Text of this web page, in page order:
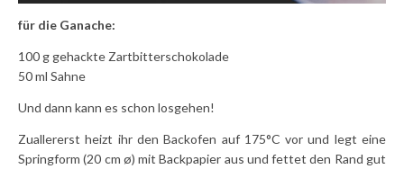
für die Ganache:
100 g gehackte Zartbitterschokolade
50 ml Sahne
Und dann kann es schon losgehen!
Zuallererst heizt ihr den Backofen auf 175°C vor und legt eine
Springform (20 cm ø) mit Backpapier aus und fettet den Rand gut